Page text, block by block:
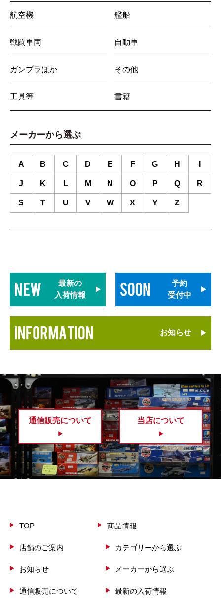
航空機 艦船
戦闘車両 自動車
ガンプラほか その他
工具等 書籍
メーカーから選ぶ
A B C D E F G H
J K L M N O P Q R
S T U V W X Y Z
最新の
入荷情報
予約
受付中
お知らせ
通信販売について 当店について
TOP
店舗のご案内
お知らせ
通信販売について
商品情報
カテゴリーから選ぶ
メーカーから選ぶ
最新の入荷情報